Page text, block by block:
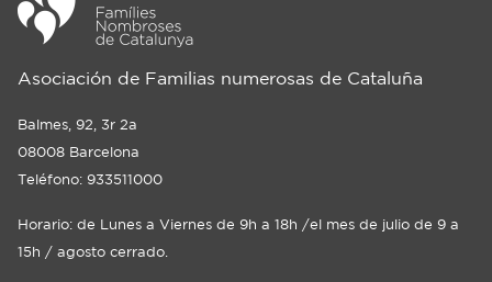
Asociación de Familias numerosas de Cataluña
Balmes, 92, 3r 2a
08008 Barcelona
Teléfono: 933511000
Horario: de Lunes a Viernes de 9h a 18h /el mes de julio de 9 a
15h / agosto cerrado.